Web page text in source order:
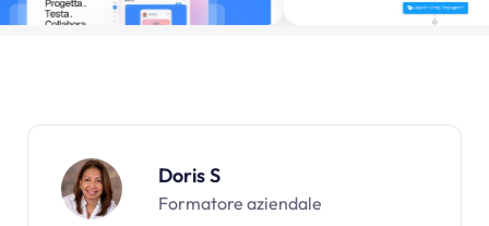
Doris S
Formatore aziendale